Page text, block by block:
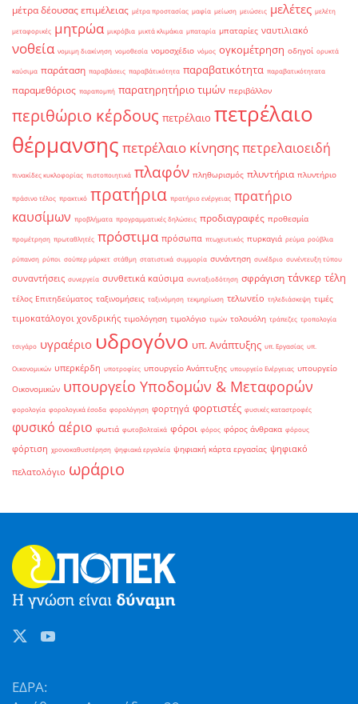
μέτρα δέουσας επιμέλειας μέτρα προστασίας μαφία μείωση μειώσεις μελέτες μελέτη
μεταφορικές μητρώα μικρόβια μικτά κλιμάκια μπαταρία μπαταρίες ναυτιλιακό
νοθεία νομιμη διακίνηση νομοθεσία νομοσχέδιο νόμος ογκομέτρηση οδηγοί ορυκτά
καύσιμα παράταση παραβάσεις παραβάτικότητα παραβατικότητα παραβατικότητατα
παραμεθόριος παραπομπή παρατηρητήριο τιμών περιβάλλον
περιθώριο κέρδους πετρέλαιο πετρέλαιο
θέρμανσης πετρέλαιο κίνησηςπετρελαιοειδή
πινακίδες κυκλοφορίας πιστοποιητικά πλαφόν πληθωρισμός πλυντήρια πλυντήριο
πράσινο τέλος πρακτικό πρατήρια πρατήριο ενέργειας πρατήριο
καυσίμων προβλήματα προγραμματικές δηλώσεις προδιαγραφές προθεσμία
προμέτρηση πρωταθλητές πρόστιμα πρόσωπα πτωχευτικός πυρκαγιά ρεύμα ρούβλια
ρύπανση ρύποι σούπερ μάρκετ στάθμη στατιστικά συμμορία συνάντηση συνέδριο συνέντευξη τύπου
συναντήσεις συνεργεία συνθετικά καύσιμα συνταξιοδότηση σφράγιση τάνκερ τέλη
τέλος Επιτηδεύματος ταξινομήσεις ταξινόμηση τεκμηρίωση τελωνείο τηλεδιάσκεψη τιμές
τιμοκατάλογοι χονδρικής τιμολόγηση τιμολόγιο τιμών τολουόλη τράπεζες τροπολογία
τσιγάρο υγραέριο υδρογόνο υπ. Ανάπτυξης υπ. Εργασίας υπ.
Οικονομικών υπερκέρδη υποτροφίες υπουργείο Ανάπτυξης υπουργείο Ενέργειας υπουργείο
Οικονομικών υπουργείο Υποδομών & Μεταφορών
φορολογία φορολογικά έσοδα φορολόγηση φορτηγά φορτιστές φυσικές καταστροφές
φυσικό αέριο φωτιά φωτοβολταϊκά φόροι φόρος φόρος άνθρακα φόρους
φόρτιση χρονοκαθυστέρηση ψηφιακά εργαλεία ψηφιακή κάρτα εργασίας ψηφιακό
πελατολόγιο ωράριο
ΕΔΡΑ: